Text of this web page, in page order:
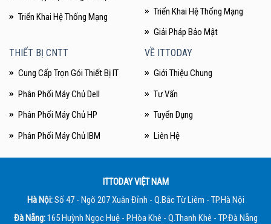
Triển Khai Hệ Thống Mạng
Triển Khai Hệ Thống Mạng
Giải Pháp Bảo Mật
THIẾT BỊ CNTT
Cung Cấp Trọn Gói Thiết Bị IT
Phân Phối Máy Chủ Dell
Phân Phối Máy Chủ HP
Phân Phối Máy Chủ IBM
VỀ ITTODAY
Giới Thiệu Chung
Tư Vấn
Tuyển Dụng
Liên Hệ
ITTODAY VIỆT NAM
Hà Nội:Số 47 - Ngõ 207 Xuân Đỉnh - Q.Bắc Từ Liêm - TP.Hà Nội
Đà Nẵng:165 Huỳnh Ngọc Huệ - P.Hòa Khê - Q.Thanh Khê - TP.Đà Nẵng